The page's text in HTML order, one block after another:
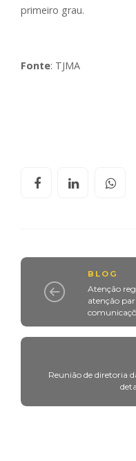
primeiro grau.
Fonte: TJMA
BLOG
Atenção
atenção
Reunião de diretoria